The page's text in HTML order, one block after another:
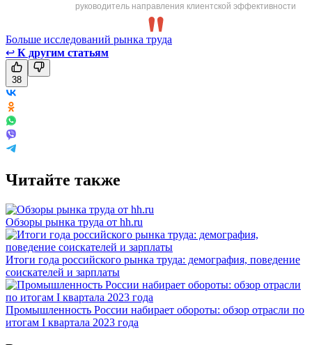
руководитель направления клиентской эффективности
Больше исследований рынка труда
↩ К другим статьям
38
Читайте также
Обзоры рынка труда от hh.ru
Итоги года российского рынка труда: демография, поведение
соискателей и зарплаты
Промышленность России набирает обороты: обзор отрасли по
итогам I квартала 2023 года